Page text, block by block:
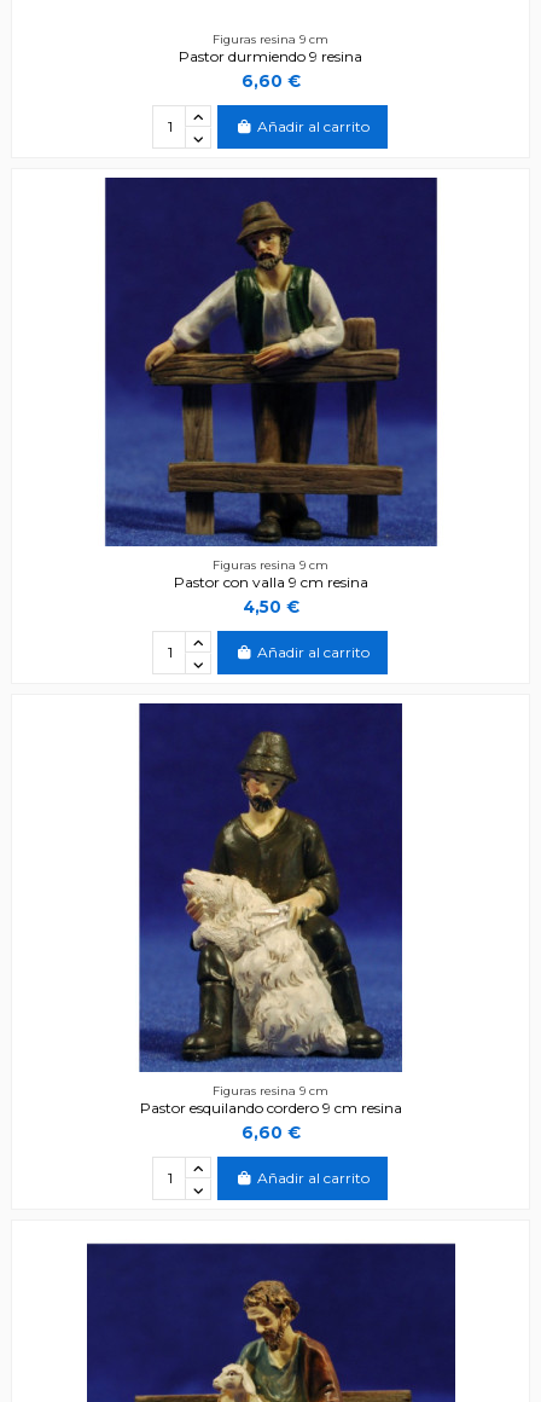
Figuras resina 9 cm
Pastor durmiendo 9 resina
6,60 €
Añadir al carrito
Figuras resina 9 cm
Pastor con valla 9 cm resina
4,50 €
Añadir al carrito
Figuras resina 9 cm
Pastor esquilando cordero 9 cm resina
6,60 €
Añadir al carrito